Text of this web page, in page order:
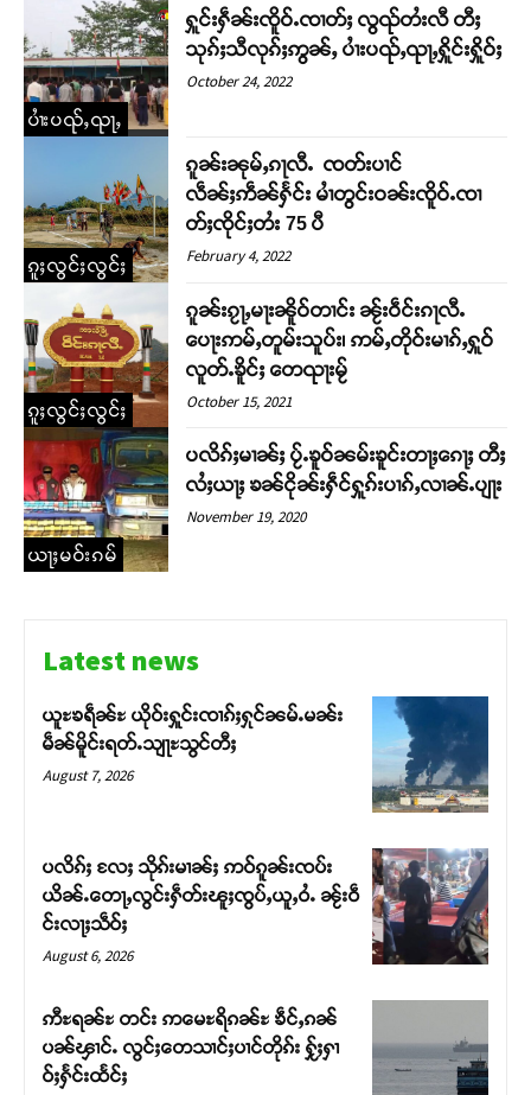
Support SHAN
တႃႇႁႂ်ႈသဵင်ၵၢင်ၸႂ်ၵူၼ်းမိူင်း ၵူႈတီႈၵူႈလႅၼ်ပေႃးတေၸွ
တ်ႇ တူဝ်ႈလုမ်ႈၾႃႉၼၼ်ႉ ၶဝ်ႈႁူမ်ႈၵမ်ႉထႅမ် ၸုမ်းၶၢ
ဝ်ႇၽူႈတွႆႇႁွၵ်ႈ လႆႈယူႇၶႃႈဢေႃႈ။
ပၢႆးပၺ်ႇၺႃႇ
ႁူင်းႁဵၼ်းၸိူဝ်ႉၸၢတ်ႈ လွၺ်တႆးလီ တီႈ
သုၵ်ႈသီလုၵ်ႈဢွၼ်ႇ ပၢႆးပၺ်ႇၺႃႇႁိူင်းႁိူဝ်ႈ
October 24, 2022
ၵူႈလွင်ႈလွင်ႈ
ၵူၼ်းၼုမ်ႇၵႃလီႉ ၸတ်းပၢင်
လဵၼ်ႈဢဵၼ်ႁႅင်း မၢႆတွင်းဝၼ်းၸိူဝ်ႉၸၢ
တ်ႈၸိုင်ႈတႆး 75 ပီ
February 4, 2022
ၵူႈလွင်ႈလွင်ႈ
ၵူၼ်းၵႂႃႇမႃးၼိူဝ်တၢင်း ၼႂ်းဝဵင်းၵႃလီႉ
ပေႃးဢမ်ႇတူမ်းသူပ်း၊ ဢမ်ႇတိုဝ်းမၢၵ်ႇႁူဝ်
လူတ်ႉၶိူင်ႈ တေၺႃးမႂ်
October 15, 2021
ယႃႈမဝ်းၵမ်
ပလိၵ်ႈမၢၼ်ႈ ပႂ်ႉၶူဝ်ၼမ်းၶူင်းတႃႈၵေႃႈ တီႈ
လႆႈယႃႈ ၶၼ်ငိုၼ်းႁဵင်ႁူၵ်းပၢၵ်ႇလၢၼ်ႉပျႃး
November 19, 2020
Latest news
ယူႊၶရဵၼ်ႊ ယိုဝ်းႁူင်းၸၢၵ်ႈႁုင်ၼမ်ႉမၼ်း
မဵၼ်မိူင်းရတ်ႉသျႃႊသွင်တီႈ
August 7, 2026
ပလိၵ်ႈ လႄႈ သိုၵ်းမၢၼ်ႈ ဢဝ်ၵူၼ်းၸပ်း
ယိၼ်ႉတေႃႇလွင်းႁဵတ်းၽူႈၸွပ်ႇယူႇဝႆႉ ၼႂ်းဝဵ
င်းလႃႈသဵဝ်ႈ
August 6, 2026
ဢီႊရၼ်ႊ တင်း ဢမေႊရိၵၼ်ႊ ၶဵင်ႇၵၼ်
ပၼ်ၾၢင်ႉ လွင်ႈတေသၢင်ႈပၢင်တိုၵ်း ႁႂ်ႈႁၢ
ဝ်ႈႁႅင်းထႅင်ႈ